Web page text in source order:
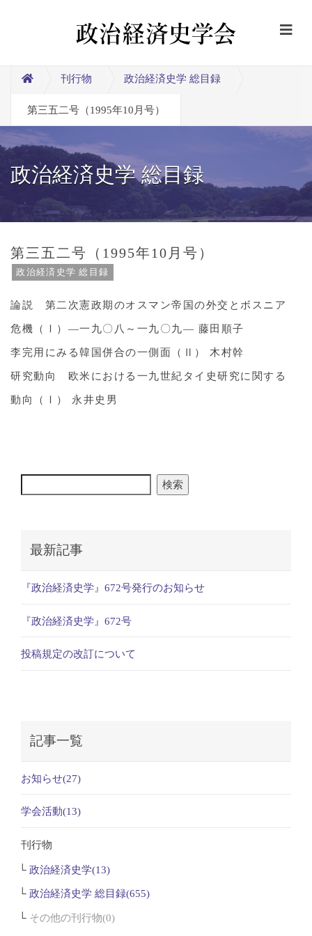
刊行物 政治経済史学 総目録
第三五二号（1995年10月号）
政治経済史学 総目録
第三五二号（1995年10月号）
政治経済史学 総目録
論説 第二次憲政期のオスマン帝国の外交とボスニア
危機（Ⅰ）―一九〇八～一九〇九― 藤田順子
李完用にみる韓国併合の一側面（Ⅱ） 木村幹
研究動向 欧米における一九世紀タイ史研究に関する
動向（Ⅰ） 永井史男
検索
最新記事
『政治経済史学』672号発行のお知らせ
『政治経済史学』672号
投稿規定の改訂について
記事一覧
お知らせ(27)
学会活動(13)
刊行物
政治経済史学(13)
政治経済史学 総目録(655)
その他の刊行物